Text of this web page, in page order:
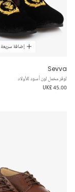
إضافة سريعة
Sevva
لوفر مخمل لون أسود للأولاد
UK£ 45.00